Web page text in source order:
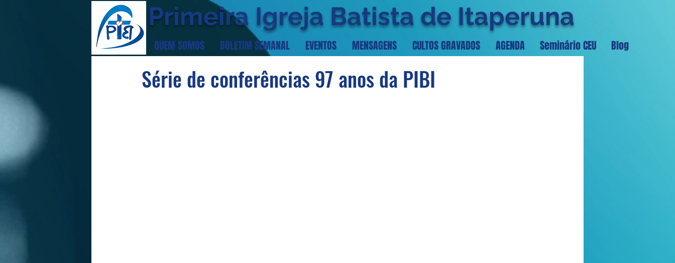
QUEM SOMOS BOLETIM SEMANAL EVENTOS MENSAGENS CULTOS GRAVADOS AGENDA Seminário CEU Blog
Primeira Igreja Batista de Itaperuna
Série de conferências 97 anos da PIBI